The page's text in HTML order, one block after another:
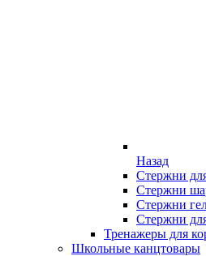
Назад
Стержни
Стержни
Стержни
Стержни
Тренажеры для
Школьные канцтовары